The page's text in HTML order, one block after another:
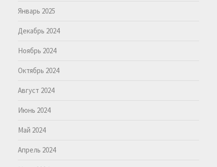
Январь 2025
Декабрь 2024
Ноябрь 2024
Октябрь 2024
Август 2024
Июнь 2024
Май 2024
Апрель 2024